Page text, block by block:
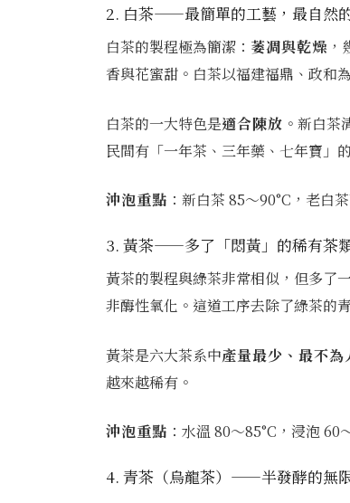
2. 白茶——最簡單的工藝，最自然
白茶的製程極為簡潔： 萎凋與乾燥
香與花蜜甜。白茶以福建福鼎、政和
白茶的一大特色是適合陳放 。新白
民間有「一年茶、三年藥、七年寶」
沖泡重點 ：新白茶 85～90°C，老白
3. 黃茶——多了「悶黃」的稀有茶
黃茶的製程與綠茶非常相似，但多了
非酶性氧化。這道工序去除了綠茶的
黃茶是六大茶系中產量最少、最不為
越來越稀有。
沖泡重點 ：水溫 80～85°C，浸泡
4. 青茶（烏龍茶）——半發酵的無